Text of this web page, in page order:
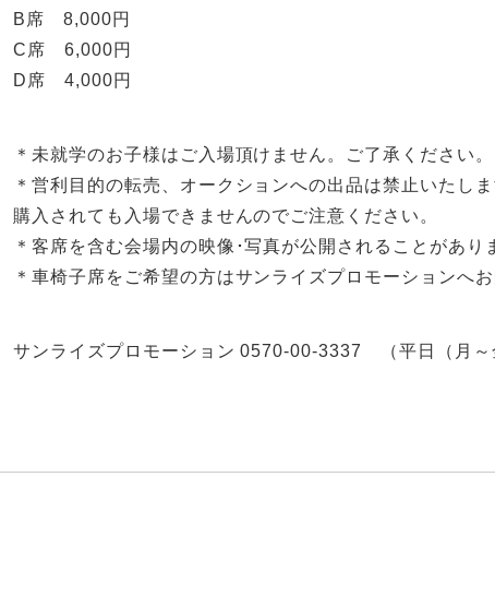
B席 8,000円
C席 6,000円
D席 4,000円
＊未就学のお子様はご入場頂けません。ご了承ください。
＊営利目的の転売、オークションへの出品は禁止いたし
購入されても入場できませんのでご注意ください。
＊客席を含む会場内の映像･写真が公開されることがあり
＊車椅子席をご希望の方はサンライズプロモーションへ
サンライズプロモーション 0570-00-3337 （平日（月～